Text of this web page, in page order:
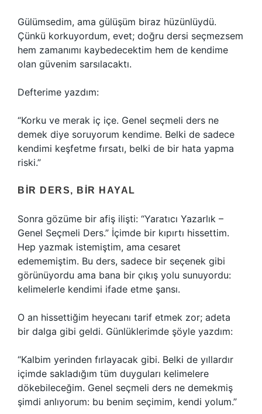
Gülümsedim, ama gülüşüm biraz hüzünlüydü.
Çünkü korkuyordum, evet; doğru dersi seçmezsem
hem zamanımı kaybedecektim hem de kendime
olan güvenim sarsılacaktı.
Defterime yazdım:
“Korku ve merak iç içe. Genel seçmeli ders ne
demek diye soruyorum kendime. Belki de sadece
kendimi keşfetme fırsatı, belki de bir hata yapma
riski.”
BIR DERS, BIR HAYAL
Sonra gözüme bir afiş ilişti: “Yaratıcı Yazarlık –
Genel Seçmeli Ders.” İçimde bir kıpırtı hissettim.
Hep yazmak istemiştim, ama cesaret
edememiştim. Bu ders, sadece bir seçenek gibi
görünüyordu ama bana bir çıkış yolu sunuyordu:
kelimelerle kendimi ifade etme şansı.
O an hissettiğim heyecanı tarif etmek zor; adeta
bir dalga gibi geldi. Günlüklerimde şöyle yazdım:
“Kalbim yerinden fırlayacak gibi. Belki de yıllardır
içimde sakladığım tüm duyguları kelimelere
dökebileceğim. Genel seçmeli ders ne demekmiş
şimdi anlıyorum: bu benim seçimim, kendi yolum.”